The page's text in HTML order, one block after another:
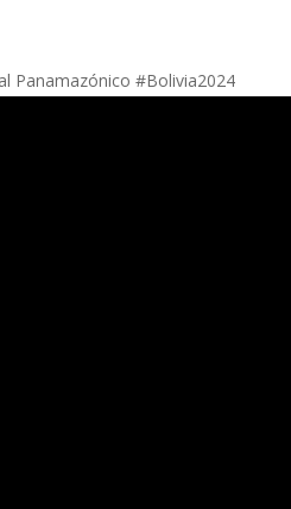
Panamazónico #Bolivia2024